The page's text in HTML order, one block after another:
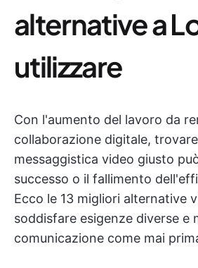
alternative a
utilizzare
Con l'aumento del lavoro da
collaborazione digitale,
messaggistica video giusto
successo o il fallimento
Ecco le 13 migliori alternative
soddisfare esigenze diverse e
comunicazione come mai